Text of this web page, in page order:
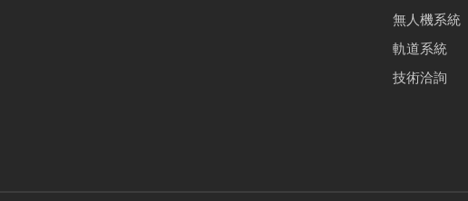
無人機系統
軌道系統
技術洽詢